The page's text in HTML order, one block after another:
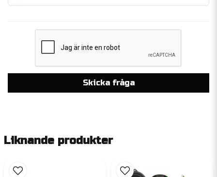
Skicka fråga
Liknande produkter